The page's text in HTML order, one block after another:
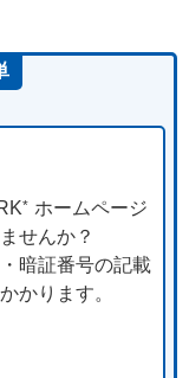
* ホームページ
せんか？
暗証番号の記載
かります。